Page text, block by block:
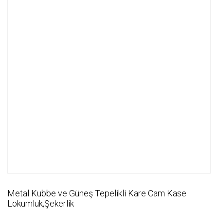
Metal Kubbe ve Güneş Tepelikli Kare Cam Kase
Lokumluk,Şekerlik